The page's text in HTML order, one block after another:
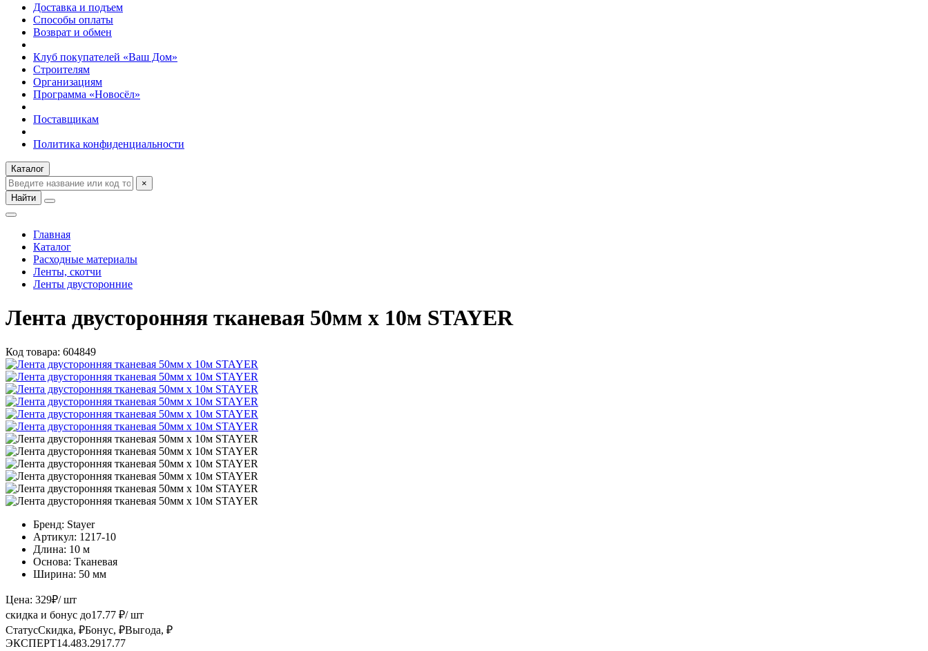
Доставка и подъем
Способы оплаты
Возврат и обмен
Клуб покупателей «Ваш Дом»
Строителям
Организациям
Программа «Новосёл»
Поставщикам
Политика конфиденциальности
Каталог
×
Найти
Главная
Каталог
Расходные материалы
Ленты, скотчи
Ленты двусторонние
Лента двусторонняя тканевая 50мм х 10м STAYER
Код товара: 604849
Бренд: Stayer
Артикул: 1217-10
Длина: 10 м
Основа: Тканевая
Ширина: 50 мм
Цена: 329₽/ шт
скидка и бонус до17.77 ₽/ шт
СтатусСкидка, ₽Бонус, ₽Выгода, ₽
ЭКСПЕРТ14.483.2917.77